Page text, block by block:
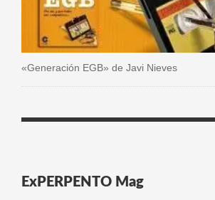
«Generación EGB» de Javi Nieves
ExPERPENTO Mag